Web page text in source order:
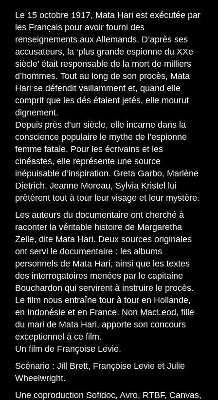
Le 15 octobre 1917, Mata Hari est exécutée par
les Français pour avoir fourni des
renseignements aux Allemands. D’après ses
accusateurs, la ‘plus grande espionne du XXe
siècle’ était responsable de la mort de milliers
d’hommes. Tout au long de son procès, Mata
Hari se défendit vaillamment et, quand elle
comprit que les dés étaient jetés, elle mourut
dignement.
Depuis près d’un siècle, elle incarne dans la
conscience populaire le mythe de l’espionne
femme fatale. Pour les écrivains et les
cinéastes, elle représente une source
inépuisable d’inspiration. Greta Garbo, Marlène
Dietrich, Jeanne Moreau, Sylvia Kristel lui
prêtèrent tout à tour leur visage et leur mystère.
Les auteurs du documentaire ont cherché à
raconter la véritable histoire de Margaretha
Zelle, dite Mata Hari. Deux sources originales
ont servi le documentaire : les albums
personnels de Mata Hari, ainsi que les textes
des interrogatoires menées par le capitaine
Bouchardon qui servirent à instruire le procès.
Le film nous entraîne tour à tour en Hollande,
en Indonésie et en France. Non MacLeod, fille
du mari de Mata Hari, apporte son concours
exceptionnel à ce film.
Un film de Françoise Levie.
Scénario : Jill Brett, Françoise Levie et Julie
Wheelwright.
Une coproduction Sofidoc, Avro, RTBF, Canvas,